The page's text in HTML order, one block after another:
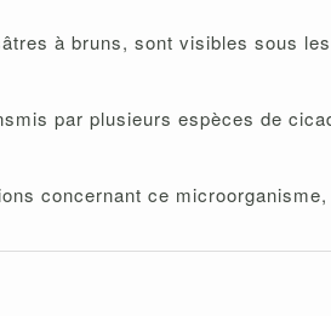
à bruns, sont visibles sous
par plusieurs espèces de
concernant ce